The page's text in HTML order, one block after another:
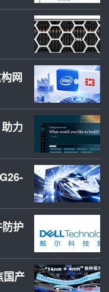
网
力
护
国产